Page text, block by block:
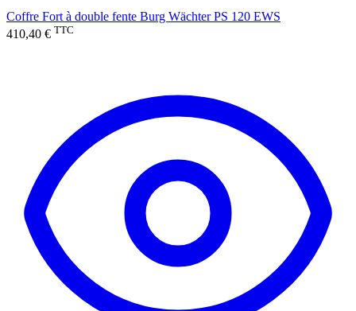
Coffre Fort à double fente Burg Wächter PS 120 EWS
410,40 € TTC